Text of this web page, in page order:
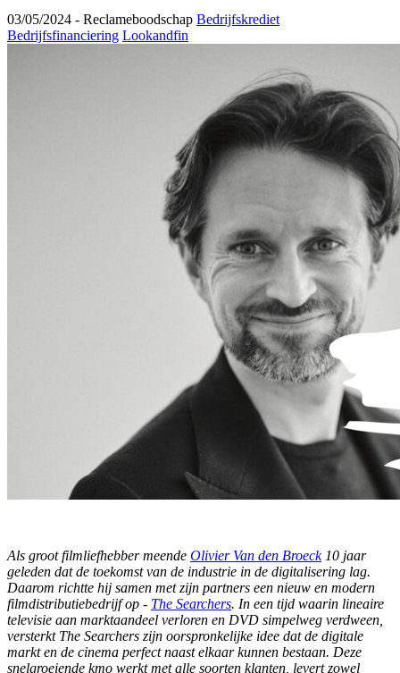
03/05/2024 - Reclameboodschap Bedrijfskrediet
Bedrijfsfinanciering Lookandfin
Als groot filmliefhebber meende Olivier Van den Broeck10 jaar
geleden dat de toekomst van de industrie in de digitalisering lag.
Daarom richtte hij samen met zijn partners een nieuw en modern
filmdistributiebedrijf op - The Searchers. In een tijd waarin lineaire
televisie aan marktaandeel verloren en DVD simpelweg verdween,
versterkt The Searchers zijn oorspronkelijke idee dat de digitale
markt en de cinema perfect naast elkaar kunnen bestaan. Deze
snelgroeiende kmo werkt met alle soorten klanten, levert zowel